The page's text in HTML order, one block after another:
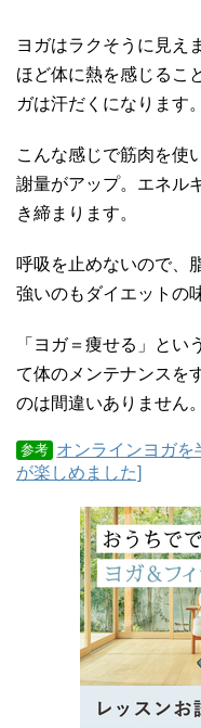
ヨガはラクそうに見え
ほど体に熱を感じるこ
ガは汗だくになります。
こんな感じで筋肉を使
謝量がアップ。エネル
き締まります。
呼吸を止めないので、
強いのもダイエットの
「ヨガ＝痩せる」とい
て体のメンテナンスを
のは間違いありません。
参考 オンラインヨガを
が楽しめました]